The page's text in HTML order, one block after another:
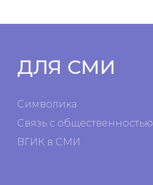
ДЛЯ СМИ
Символика
Связь с общественностью
ВГИК в СМИ